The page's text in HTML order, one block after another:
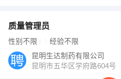
质量管理员
性别不限 经验不限
昆明生达制药有限公司
昆明市五华区学府路604号